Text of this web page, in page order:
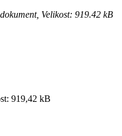
Velikost: 919.42 kB
919,42 kB